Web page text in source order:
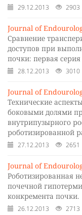
29.12.2013 2903
Journal of
Сравнение
доступов при
почки: первая
28.12.2013 3010
Journal of
Технические
боковыми долями
внутрипузырного
роботизированной
27.12.2013 2651
Journal of
Роботизированная
почечной
конкремента почки.
26.12.2013 2713